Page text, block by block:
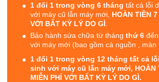
1 đổi 1 trong vòng 6 tháng tất cả lỗi
với máy cũ lẫn máy mới, HOÀN TIỀN
VỚI BẤT KỲ LÝ DO GÌ
Bảo hành sửa chữa từ thángthứ 6
với máy mới (bao gồm cả nguồn , màn
1 đổi 1 trong vòng 12 tháng tất cả
sinh với máy cũ lẫn máy mới, HOÀN
MIỄN PHÍ VỚI BẤT KỲ LÝ DO GÌ.